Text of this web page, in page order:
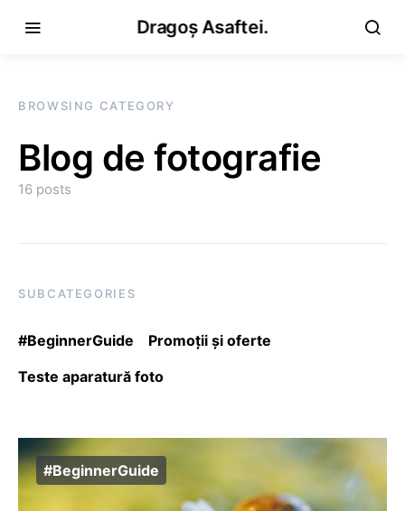
Dragoș Asaftei.
BROWSING CATEGORY
Blog de fotografie
16 posts
SUBCATEGORIES
#BeginnerGuide
Promoții și oferte
Teste aparatură foto
#BeginnerGuide